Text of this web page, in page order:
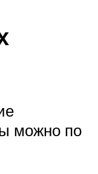
можно по